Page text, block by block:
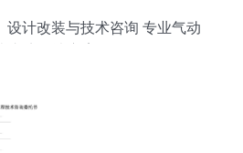
设计改装与技术咨询 专业气动